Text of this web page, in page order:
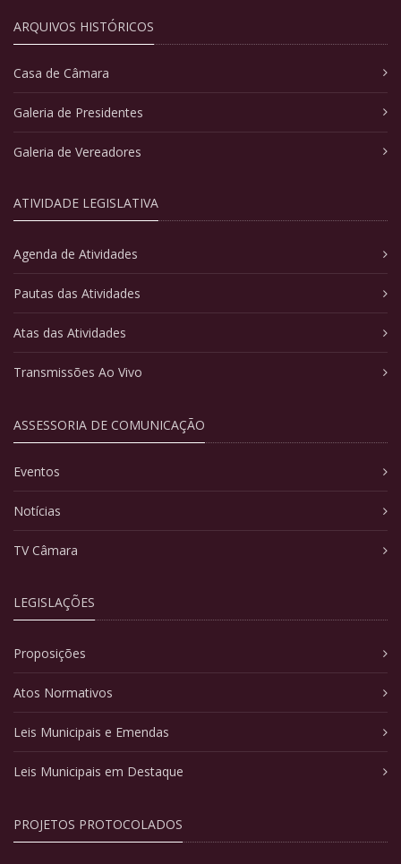
ARQUIVOS HISTÓRICOS
Casa de Câmara
Galeria de Presidentes
Galeria de Vereadores
ATIVIDADE LEGISLATIVA
Agenda de Atividades
Pautas das Atividades
Atas das Atividades
Transmissões Ao Vivo
ASSESSORIA DE COMUNICAÇÃO
Eventos
Notícias
TV Câmara
LEGISLAÇÕES
Proposições
Atos Normativos
Leis Municipais e Emendas
Leis Municipais em Destaque
PROJETOS PROTOCOLADOS